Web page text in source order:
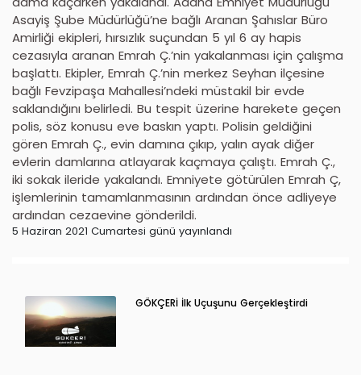
Asayiş Şube Müdürlüğü’ne bağlı Aranan Şahıslar Büro
Amirliği ekipleri, hırsızlık suçundan 5 yıl 6 ay hapis
cezasıyla aranan Emrah Ç.’nin yakalanması için çalışma
başlattı. Ekipler, Emrah Ç.’nin merkez Seyhan ilçesine
bağlı Fevzipaşa Mahallesi’ndeki müstakil bir evde
saklandığını belirledi. Bu tespit üzerine harekete geçen
polis, söz konusu eve baskın yaptı. Polisin geldiğini
gören Emrah Ç., evin damına çıkıp, yalın ayak diğer
evlerin damlarına atlayarak kaçmaya çalıştı. Emrah Ç.,
iki sokak ileride yakalandı. Emniyete götürülen Emrah Ç,
işlemlerinin tamamlanmasının ardından önce adliyeye
ardından cezaevine gönderildi.
5 Haziran 2021 Cumartesi günü yayınlandı
GÖKÇERİ İlk Uçuşunu Gerçekleştirdi